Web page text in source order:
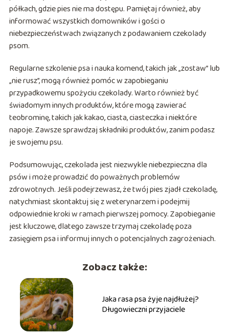
półkach, gdzie pies nie ma dostępu. Pamiętaj również, aby
informować wszystkich domowników i gości o
niebezpieczeństwach związanych z podawaniem czekolady
psom.
Regularne szkolenie psa i nauka komend, takich jak „zostaw” lub
„nie rusz”, mogą również pomóc w zapobieganiu
przypadkowemu spożyciu czekolady. Warto również być
świadomym innych produktów, które mogą zawierać
teobrominę, takich jak kakao, ciasta, ciasteczka i niektóre
napoje. Zawsze sprawdzaj składniki produktów, zanim podasz
je swojemu psu.
Podsumowując, czekolada jest niezwykle niebezpieczna dla
psów i może prowadzić do poważnych problemów
zdrowotnych. Jeśli podejrzewasz, że twój pies zjadł czekoladę,
natychmiast skontaktuj się z weterynarzem i podejmij
odpowiednie kroki w ramach pierwszej pomocy. Zapobieganie
jest kluczowe, dlatego zawsze trzymaj czekoladę poza
zasięgiem psa i informuj innych o potencjalnych zagrożeniach.
Zobacz także:
Jaka rasa psa żyje najdłużej?
Długowieczni przyjaciele